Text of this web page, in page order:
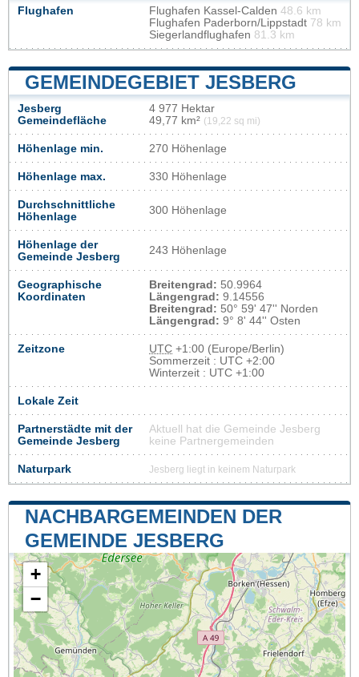
Flughafen Flughafen Kassel-Calden 48.6 km
Flughafen Paderborn/Lippstadt 78 km
Siegerlandflughafen 81.3 km
GEMEINDEGEBIET JESBERG
Jesberg
Gemeindefläche
4 977 Hektar
49,77 km² (19,22 sq mi)
Höhenlage min. 270 Höhenlage
Höhenlage max. 330 Höhenlage
Durchschnittliche
Höhenlage
300 Höhenlage
Höhenlage der
Gemeinde Jesberg
243 Höhenlage
Geographische
Koordinaten
Breitengrad: 50.9964
Längengrad: 9.14556
Breitengrad: 50° 59' 47'' Norden
Längengrad: 9° 8' 44'' Osten
Zeitzone UTC +1:00 (Europe/Berlin)
Sommerzeit : UTC +2:00
Winterzeit : UTC +1:00
Lokale Zeit
Partnerstädte mit der
Gemeinde Jesberg
Aktuell hat die Gemeinde Jesberg
keine Partnergemeinden
Naturpark Jesberg liegt in keinem Naturpark
NACHBARGEMEINDEN DER
GEMEINDE JESBERG
+
−